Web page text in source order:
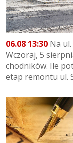
06.08 13:30 Na
Wczoraj, 5
chodników. Ile
etap remontu ul.